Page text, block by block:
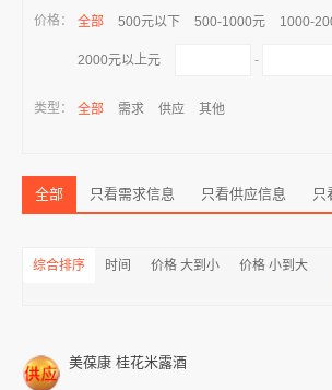
价格： 全部 500元以下 500-1000元 1000-
2000元以上元 -
类型： 全部 需求 供应 其他
全部 只看需求信息 只看供应信息 只
综合排序 时间 价格 大到小 价格 小到大
美葆康 桂花米露酒